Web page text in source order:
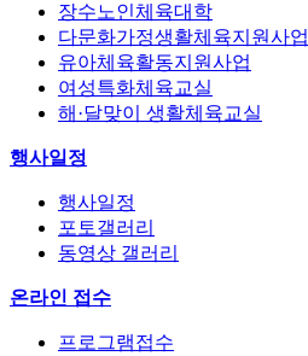
장수노인체육대학
다문화가정생활체육지원사업
유아체육활동지원사업
여성특화체육교실
해·달맞이 생활체육교실
행사일정
행사일정
포토갤러리
동영상 갤러리
온라인 접수
프로그램접수